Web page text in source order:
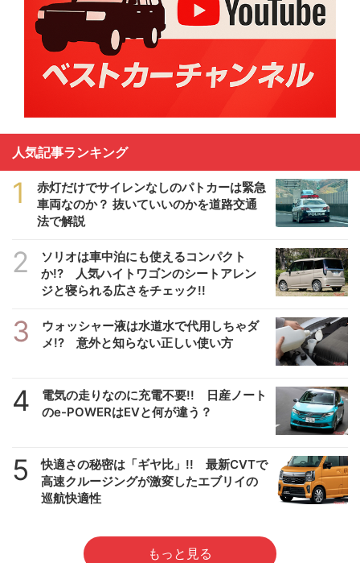
人気記事ランキング
1
赤灯だけでサイレンなしのパトカーは緊急
車両なのか？ 抜いていいのかを道路交通
法で解説
2
ソリオは車中泊にも使えるコンパクト
か!? 人気ハイトワゴンのシートアレン
ジと寝られる広さをチェック!!
3
ウォッシャー液は水道水で代用しちゃダ
メ!? 意外と知らない正しい使い方
4
電気の走りなのに充電不要!! 日産ノート
のe-POWERはEVと何が違う？
5
快適さの秘密は「ギヤ比」!! 最新CVTで
高速クルージングが激変したエブリイの
巡航快適性
もっと見る